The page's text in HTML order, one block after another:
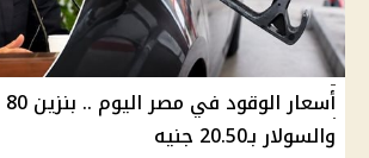
والسولار بـ20.50 جنيه